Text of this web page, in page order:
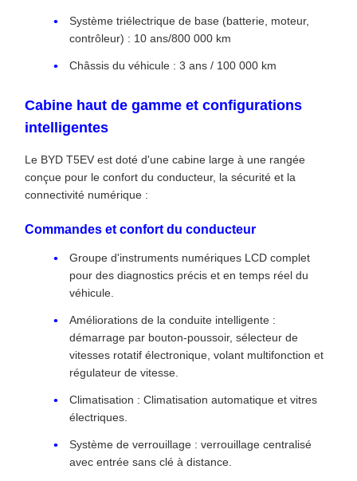
Système triélectrique de base (batterie, moteur,
contrôleur) : 10 ans/800 000 km
Châssis du véhicule : 3 ans / 100 000 km
Cabine haut de gamme et configurations
intelligentes
Le BYD T5EV est doté d'une cabine large à une rangée
conçue pour le confort du conducteur, la sécurité et la
connectivité numérique :
Commandes et confort du conducteur
Groupe d'instruments numériques LCD complet
pour des diagnostics précis et en temps réel du
véhicule.
Améliorations de la conduite intelligente :
démarrage par bouton-poussoir, sélecteur de
vitesses rotatif électronique, volant multifonction et
régulateur de vitesse.
Climatisation : Climatisation automatique et vitres
électriques.
Système de verrouillage : verrouillage centralisé
avec entrée sans clé à distance.